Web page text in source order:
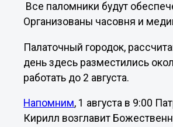
Все паломники будут
Организованы часовня и
Палаточный городок,
день здесь разместились
работать до 2 августа.
Напомним, 1 августа в 9:00
Кирилл возглавит